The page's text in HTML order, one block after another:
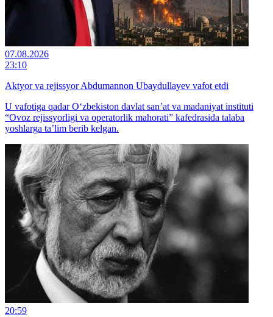
07.08.2026
23:10
Aktyor va rejissyor Abdumannon Ubaydullayev vafot etdi
U vafotiga qadar O‘zbekiston davlat san’at va madaniyat instituti
“Ovoz rejissyorligi va operatorlik mahorati” kafedrasida talaba
yoshlarga ta’lim berib kelgan.
20:59